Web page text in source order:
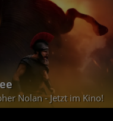
Nolan - Jetzt im Kino!